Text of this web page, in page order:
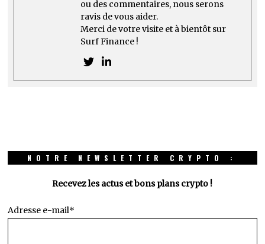
ou des commentaires, nous serons
ravis de vous aider.
Merci de votre visite et à bientôt sur
Surf Finance !
NOTRE NEWSLETTER CRYPTO :
Recevez les actus et bons plans crypto !
Adresse e-mail*